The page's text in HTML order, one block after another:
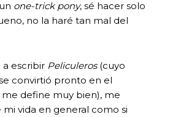
one-trick pony, sé hacer solo
no la haré tan mal del
escribir Peliculeros(cuyo
convirtió pronto en el
define muy bien), me
vida en general como si